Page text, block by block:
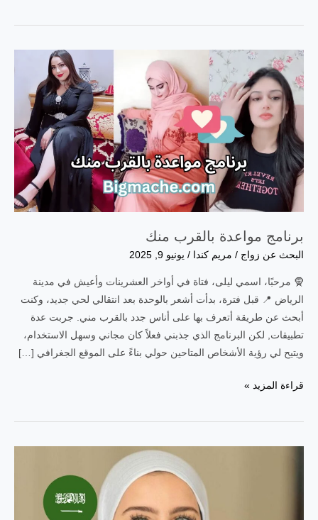
برنامج مواعدة بالقرب منك
البحث عن زواج / مريم كندا / يونيو 9, 2025
🧕 مرحبًا، اسمي ليلى، فتاة في أواخر العشرينات وأعيش في مدينة
الرياض 📍 قبل فترة، بدأت أشعر بالوحدة بعد انتقالي لحي جديد، وكنت
أبحث عن طريقة أتعرف بها على أناس جدد بالقرب مني. جربت عدة
تطبيقات, لكن البرنامج الذي جذبني فعلاً كان مجاني وسهل الاستخدام،
ويتيح لي رؤية الأشخاص المتاحين حولي بناءً على الموقع الجغرافي […]
برنامج
بالقرب
قراءة المزيد »